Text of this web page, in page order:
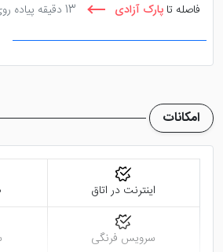
فاصله تا پارک آزادی 13 دقیقه پیاده روی
امکانات
اینترنت در اتاق
سرویس فرنگی